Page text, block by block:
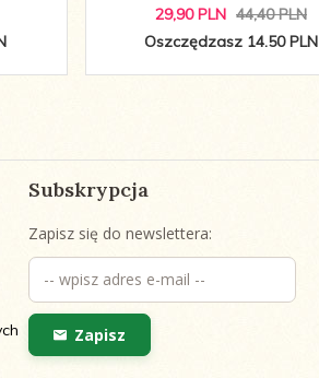
29,90 PLN 44,40 PLN
Oszczędzasz 14.50 PLN
Subskrypcja
Zapisz się do newslettera:
Zapisz